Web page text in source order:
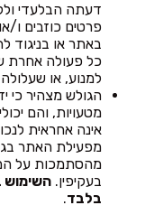
דעתה הבלעדי
פרטים כוזבים ו/
באתר או בניגוד
כל פעולה אחרת
למנוע, או
הגולש מצהיר כי
מטעויות, והם
אינה אחראית
מפעילת האתר
מהסתמכות על
בעקיפין. השימוש
בלבד.